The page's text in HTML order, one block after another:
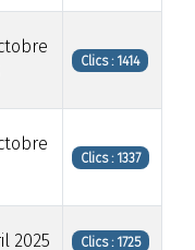
Clics : 1414
Clics : 1337
2025 Clics : 1725